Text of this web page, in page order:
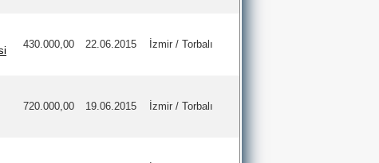
430.000,00 22.06.2015 İzmir / Torbalı
720.000,00 19.06.2015 İzmir / Torbalı